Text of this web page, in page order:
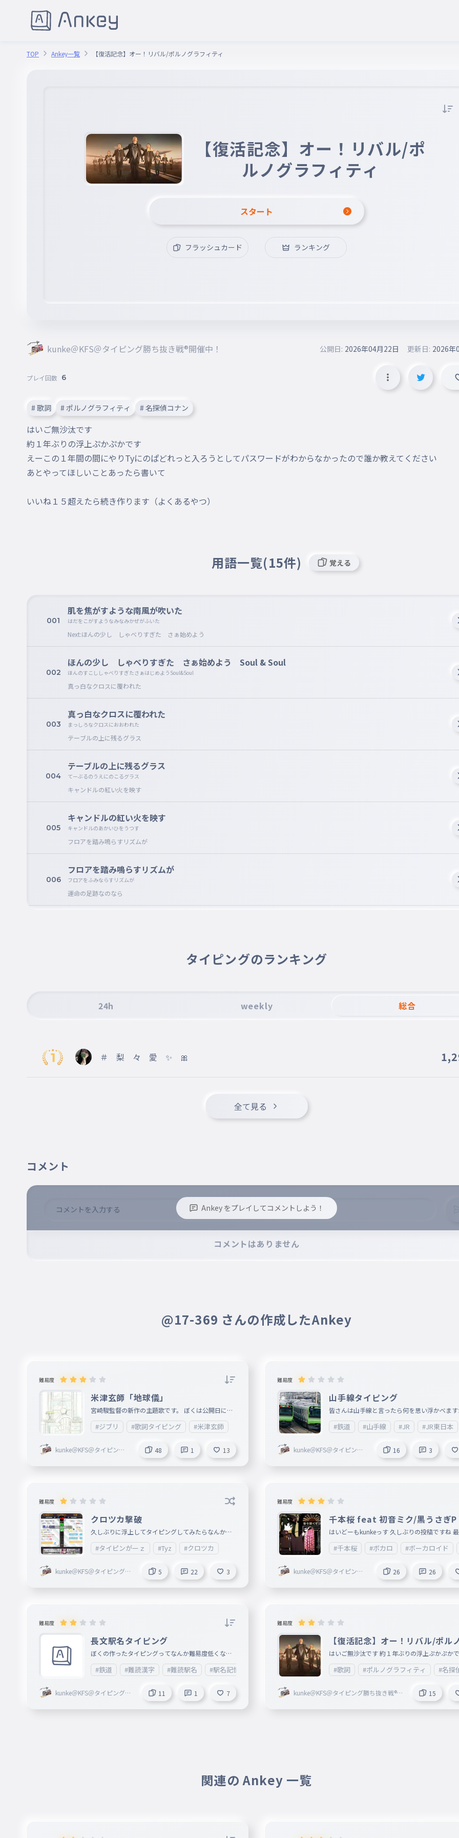
TOP Ankey一覧 【復活記念】オー！リバル/ポルノグラフィティ
【復活記念】オー！リバル/ポ
ルノグラフィティ
スタート
フラッシュカード ランキング
kunke＠KFS＠タイピング勝ち抜き戦®開催中！ 公開日: 2026年04月22日 更新日: 2026年
プレイ回数 6
# 歌詞 # ポルノグラフィティ # 名探偵コナン
はいご無沙汰です
約１年ぶりの浮上ぷかぷかです
えーこの１年間の間にやりTyにのぱどれっと入ろうとしてパスワードがわからなかったので誰か教えてください
あとやってほしいことあったら書いて
いいね１５超えたら続き作ります（よくあるやつ）
用語一覧(15件) 覚える
001
肌を焦がすような南風が吹いた
はだをこがすようなみなみかぜがふいた
Next:ほんの少し しゃべりすぎた さぁ始めよう
002
ほんの少し しゃべりすぎた さぁ始めよう Soul & Soul
ほんのすこししゃべりすぎたさぁはじめようSoul&Soul
真っ白なクロスに覆われた
003
真っ白なクロスに覆われた
まっしろなクロスにおおわれた
テーブルの上に残るグラス
004
テーブルの上に残るグラス
てーぶるのうえにのこるグラス
キャンドルの紅い火を映す
005
キャンドルの紅い火を映す
キャンドルのあかいひをうつす
フロアを踏み鳴らすリズムが
006
フロアを踏み鳴らすリズムが
フロアをふみならすリズムが
運命の足跡なのなら
分かりあえないことだってある
言葉は意味をなくし 熱で感じあう 嵐呼ぶロンド
言葉は意味をなくし 熱で感じあう 嵐呼ぶロンド
タイピングのランキング
24h weekly 総合
＃ 梨 々 愛 ✨ 🎀
全て見る
コメント
Ankey をプレイしてコメントしよう！
コメントはありません
@17-369 さんの作成したAnkey
難易度
米津玄師「地球儀」
宮崎駿監督の新作の主題歌です。 ぼくは公開日に観
に行った時に「あ、これ米津玄師なんだ」と思いま
した。 マジでこの感想いる？ 間違っているところが
#ジブリ #歌詞タイピング #米津玄師
kunke＠KFS＠タイピング
48 1 13
難易度
山手線タイピング
皆さんは山手線と言ったら何を思い浮かべま
山手線と言ったらぐるぐる回るイメージかも
せんが、 ほんとうの山手線は品川～田端まで
海道本線を使っています。 真実はこういうこ
#鉄道 #山手線 #JR #JR東日本
kunke＠KFS＠タイピング
16 3
難易度
クロツカ撃破
久しぶりに浮上してタイピングしてみたらなんかク
ロツカ倒せた件 ついでに最近浮上していなかった理
由も話しますかね 中学生に上がって学校でタイピン
てたせいでそもそも時間がないんですよね 趣味の優
#タイピンがーｚ #Tyz #クロツカ
kunke＠KFS＠タイピング勝
5 22 3
難易度
千本桜 feat 初音ミク/黒うさぎP
はいどーもkunkeっす 久しぶりの投稿ですね
チハマりをしている千本桜を作りました ちな
ぼくが5人に初めて聞いたボカロは？と聞いた
#千本桜 #ボカロ #ボーカロイド
kunke＠KFS＠タイピング
26 26
難易度
長文駅名タイピング
ぼくの作ったタイピングってなんか難易度低くなる
ので このタイピングを作りました。 まぁでも駅名の
タイピングだから難易度低くなるのは当たり前なの
るところがあれば言ってください
#鉄道 #難読漢字 #難読駅名 #駅名記憶向上委員会 #駅名
kunke＠KFS＠タイピング勝
11 1 7
難易度
【復活記念】オー！リバル/ポル
ラフィティ
はいご無沙汰です 約１年ぶりの浮上ぷかぷか
ーこの１年間の間にやりTyにのぱどれっと入
してパスワードがわからなかったので誰か教
１５超えたら続き作ります（よくあるやつ）
#歌詞 #ポルノグラフィティ #名探
kunke＠KFS＠タイピング勝ち抜き戦®開
15
関連の Ankey 一覧